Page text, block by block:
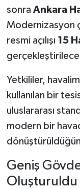
sonra Ankara
Modernizasyon
resmi açılışı 15
Yetkililer,
kullanılan bir
uluslararası
modern bir
Geniş
Oluşturuldu